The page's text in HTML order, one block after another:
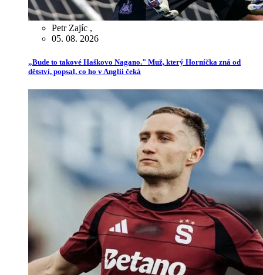
Petr Zajíc ,
05. 08. 2026
„Bude to takové Haškovo Nagano." Muž, který Horníčka zná od
dětství, popsal, co ho v Anglii čeká